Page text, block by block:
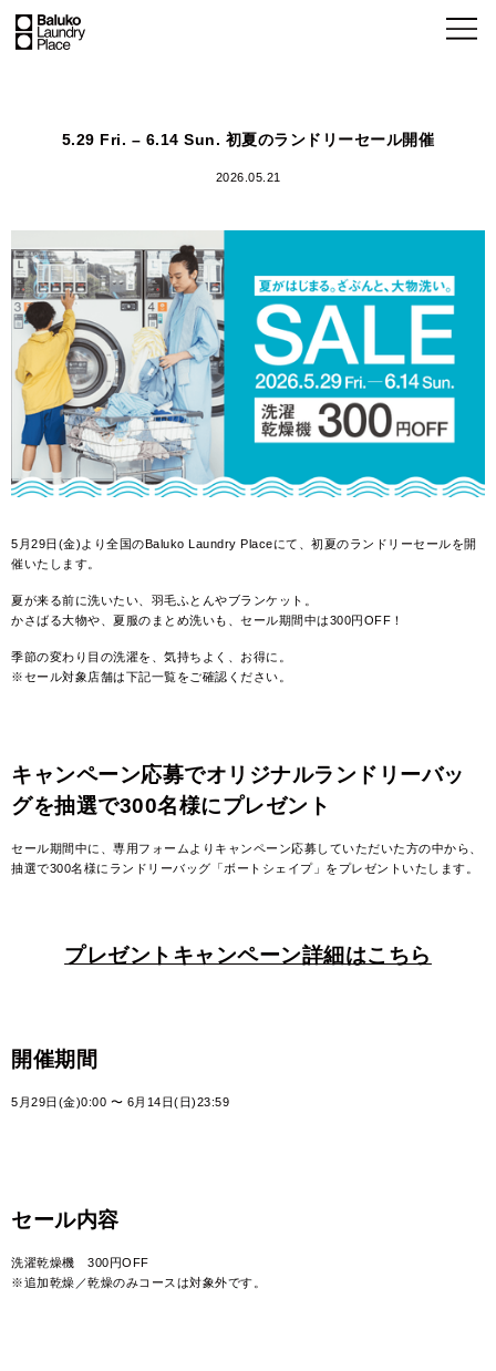
5.29 Fri. – 6.14 Sun. 初夏のランドリーセール開催
2026.05.21
5月29日(金)より全国のBaluko Laundry Placeにて、初夏のランドリーセールを開
催いたします。
夏が来る前に洗いたい、羽毛ふとんやブランケット。
かさばる大物や、夏服のまとめ洗いも、セール期間中は300円OFF！
季節の変わり目の洗濯を、気持ちよく、お得に。
※セール対象店舗は下記一覧をご確認ください。
キャンペーン応募でオリジナルランドリーバッ
グを抽選で300名様にプレゼント
セール期間中に、専用フォームよりキャンペーン応募していただいた方の中から、
抽選で300名様にランドリーバッグ「ボートシェイプ」をプレゼントいたします。
プレゼントキャンペーン詳細はこちら
開催期間
5月29日(金)0:00 〜 6月14日(日)23:59
セール内容
洗濯乾燥機 300円OFF
※追加乾燥／乾燥のみコースは対象外です。